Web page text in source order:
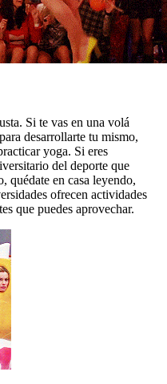
Si te vas en una volá
desarrollarte tu mismo,
yoga. Si eres
del deporte que
quédate en casa leyendo,
ofrecen actividades
que puedes aprovechar.